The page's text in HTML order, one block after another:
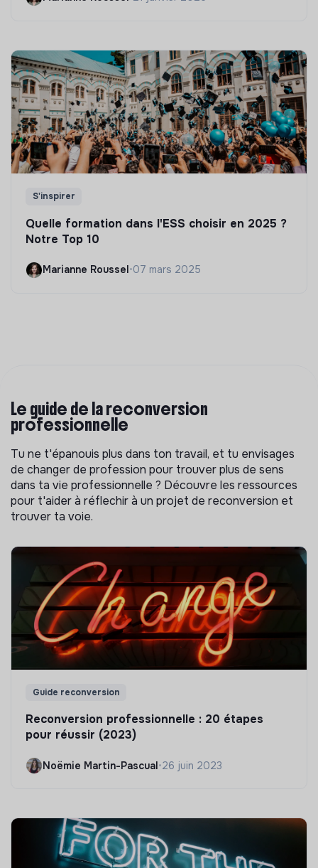
S'inspirer
Quelle formation dans l'ESS choisir en 2025 ?
Notre Top 10
Marianne Roussel•07 mars 2025
Le guide de la reconversion
professionnelle
Tu ne t'épanouis plus dans ton travail, et tu envisages
de changer de profession pour trouver plus de sens
dans ta vie professionnelle ? Découvre les ressources
pour t'aider à réflechir à un projet de reconversion et
trouver ta voie.
Guide reconversion
Reconversion professionnelle : 20 étapes
pour réussir (2023)
Noëmie Martin-Pascual•26 juin 2023